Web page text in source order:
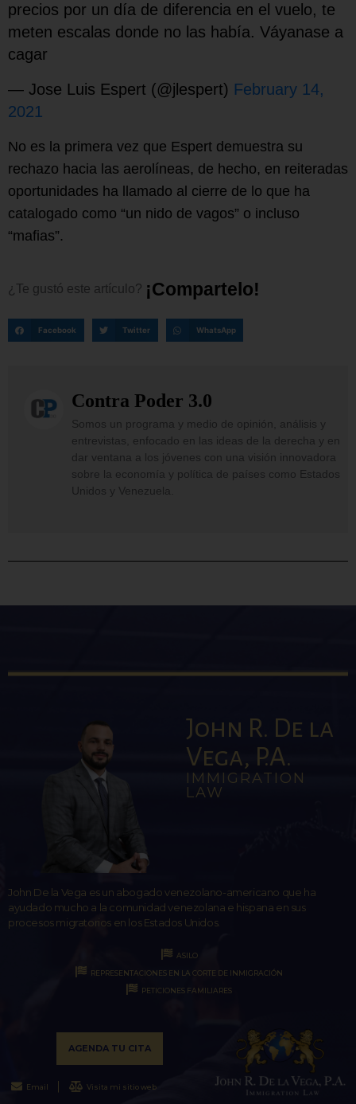
precios por un día de diferencia en el vuelo, te
meten escalas donde no las había. Váyanase a
cagar
— Jose Luis Espert (@jlespert) February 14,
2021
No es la primera vez que Espert demuestra su
rechazo hacia las aerolíneas, de hecho, en reiteradas
oportunidades ha llamado al cierre de lo que ha
catalogado como “un nido de vagos” o incluso
“mafias”.
¿Te gustó este artículo? ¡Comparte o!
Facebook Twitter WhatsApp
Contra Poder 3.0
Somos un programa y medio de opinión, análisis y
entrevistas, enfocado en las ideas de la derecha y en
dar ventana a los jóvenes con una visión innovadora
sobre la economía y política de países como Estados
Unidos y Venezuela.
John R. De la
Vega, P.A.
IMMIGRATION
LAW
John De la Vega es un abogado venezolano-americano que ha
ayudado mucho a la comunidad venezolana e hispana en sus
procesos migratorios en los Estados Unidos.
ASILO
REPRESENTACIONES EN LA CORTE DE INMIGRACIÓN
PETICIONES FAMILIARES
AGENDA TU CITA
Email Visita mi sitio web